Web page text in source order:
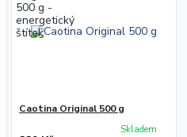
Caotina Original 500 g
Skladem